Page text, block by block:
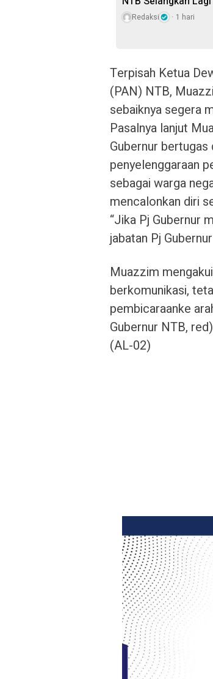
Redaksi 1 hari
Terpisah Ketua
(PAN) NTB,
sebaiknya segera
Pasalnya lanjut
Gubernur
penyelenggaraan
sebagai warga
mencalonkan diri
“Jika Pj Gubernur
jabatan Pj
Muazzim
berkomunikasi,
pembicaraanke
Gubernur NTB,
(AL-02)